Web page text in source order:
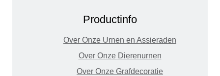
Productinfo
Over Onze Urnen en Assieraden
Over Onze Dierenurnen
Over Onze Grafdecoratie